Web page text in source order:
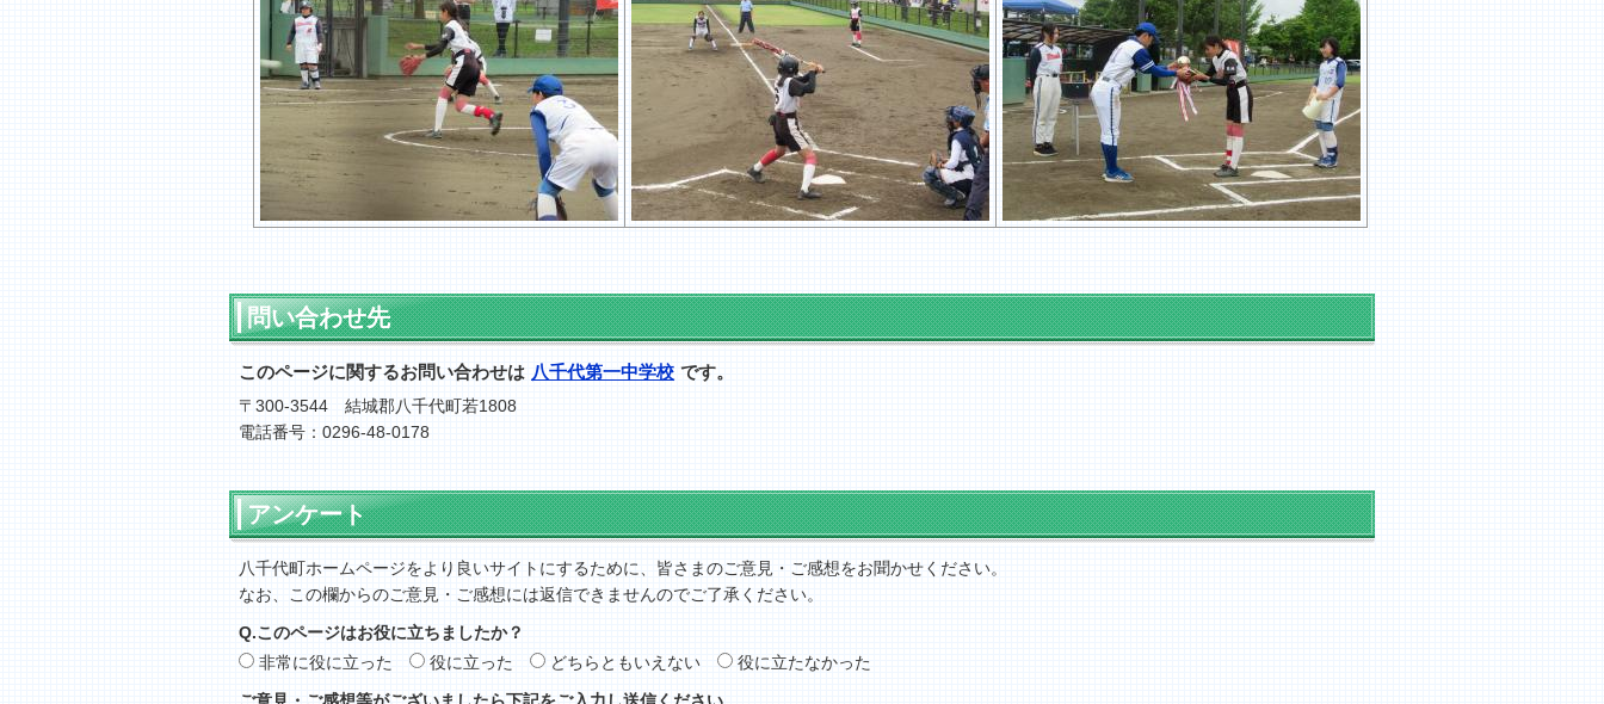
問い合わせ先
このページに関するお問い合わせは 八千代第一中学校 です。
〒300-3544 結城郡八千代町若1808
電話番号：0296-48-0178
アンケート
八千代町ホームページをより良いサイトにするために、皆さまのご意見・ご感想をお聞かせください。
なお、この欄からのご意見・ご感想には返信できませんのでご了承ください。
Q.このページはお役に立ちましたか？
非常に役に立った
役に立った どちらともいえない
役に立たなかった